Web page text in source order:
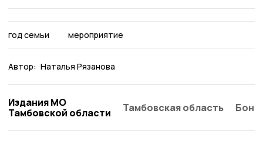
год семьи мероприятие
Автор: Наталья Рязанова
Издания МО
Тамбовской области
Тамбовская область